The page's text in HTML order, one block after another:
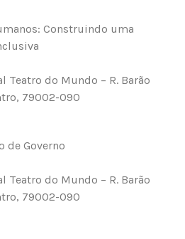
Construindo uma
Teatro do Mundo – R. Barão
79002-090
de Governo
Teatro do Mundo – R. Barão
79002-090